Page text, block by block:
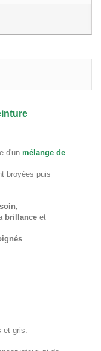
d'un mélange de
broyées puis
,
brillance et
gris.